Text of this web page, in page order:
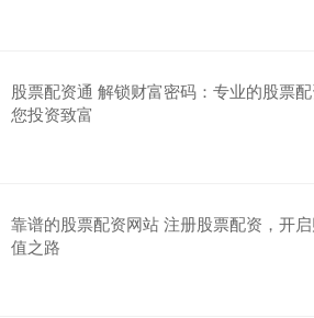
股票配资通 解锁财富密码：专业的股票
您投资致富
靠谱的股票配资网站 注册股票配资，开
值之路